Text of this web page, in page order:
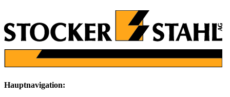
Hauptnavigation: